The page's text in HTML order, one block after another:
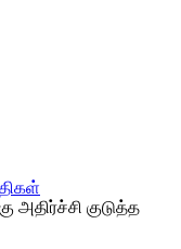
குடுத்த